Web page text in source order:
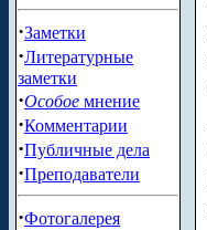
·Заметки
·Литературные
заметки
·Особое мнение
·Комментарии
·Публичные дела
·Преподаватели
·Фотогалерея